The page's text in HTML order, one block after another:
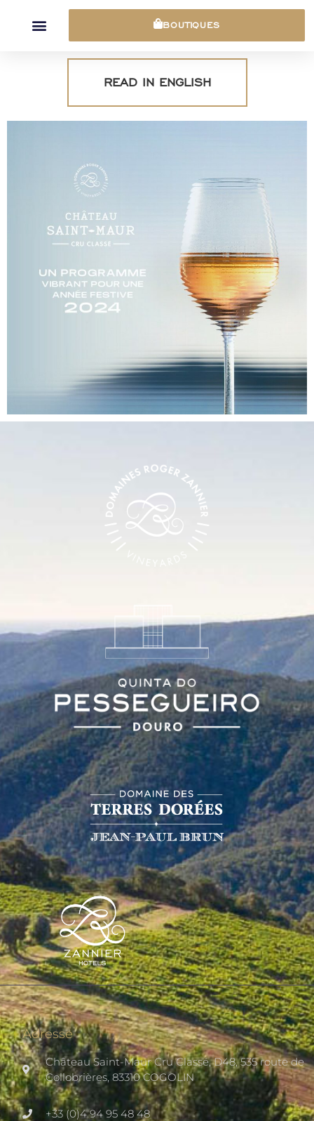
BOUTIQUES
READ IN ENGLISH
Adresse
Château Saint-Maur Cru Classé, D48, 535 route de
Collobrières, 83310 COGOLIN
+33 (0)4 94 95 48 48
Panneau de gestion des cookies